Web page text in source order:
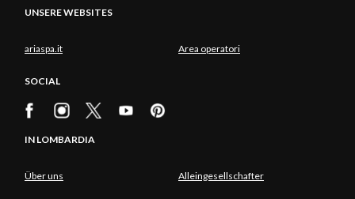
UNSERE WEBSITES
ariaspa.it Area operatori
SOCIAL
IN LOMBARDIA
Über uns Alleingesellschafter